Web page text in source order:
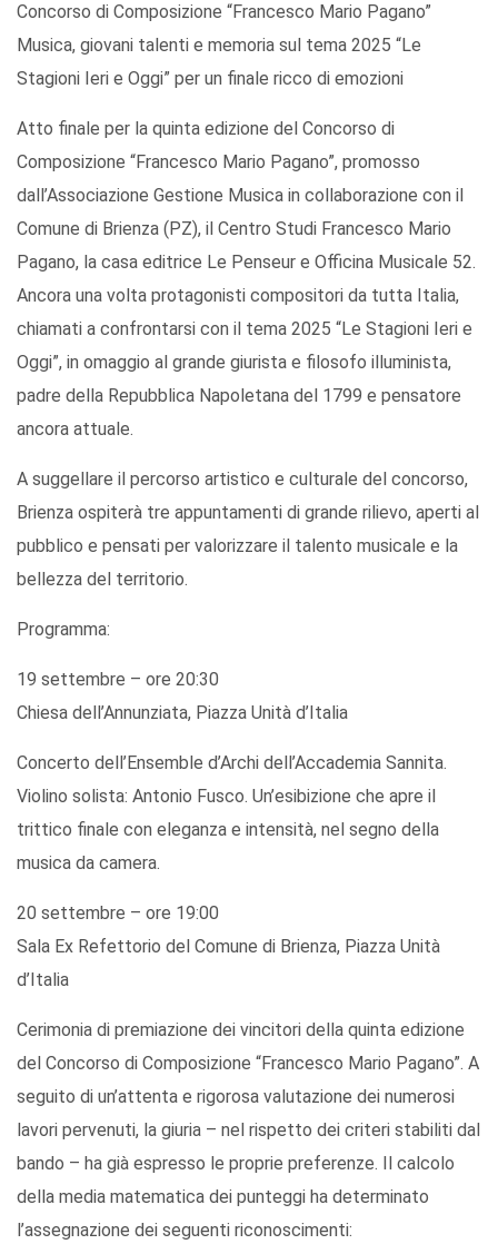
Concorso di Composizione “Francesco Mario Pagano”
Musica, giovani talenti e memoria sul tema 2025 “Le
Stagioni Ieri e Oggi” per un finale ricco di emozioni
Atto finale per la quinta edizione del Concorso di
Composizione “Francesco Mario Pagano”, promosso
dall’Associazione Gestione Musica in collaborazione con il
Comune di Brienza (PZ), il Centro Studi Francesco Mario
Pagano, la casa editrice Le Penseur e Officina Musicale 52.
Ancora una volta protagonisti compositori da tutta Italia,
chiamati a confrontarsi con il tema 2025 “Le Stagioni Ieri e
Oggi”, in omaggio al grande giurista e filosofo illuminista,
padre della Repubblica Napoletana del 1799 e pensatore
ancora attuale.
A suggellare il percorso artistico e culturale del concorso,
Brienza ospiterà tre appuntamenti di grande rilievo, aperti al
pubblico e pensati per valorizzare il talento musicale e la
bellezza del territorio.
Programma:
19 settembre – ore 20:30
Chiesa dell’Annunziata, Piazza Unità d’Italia
Concerto dell’Ensemble d’Archi dell’Accademia Sannita.
Violino solista: Antonio Fusco. Un’esibizione che apre il
trittico finale con eleganza e intensità, nel segno della
musica da camera.
20 settembre – ore 19:00
Sala Ex Refettorio del Comune di Brienza, Piazza Unità
d’Italia
Cerimonia di premiazione dei vincitori della quinta edizione
del Concorso di Composizione “Francesco Mario Pagano”. A
seguito di un’attenta e rigorosa valutazione dei numerosi
lavori pervenuti, la giuria – nel rispetto dei criteri stabiliti dal
bando – ha già espresso le proprie preferenze. Il calcolo
della media matematica dei punteggi ha determinato
l’assegnazione dei seguenti riconoscimenti: